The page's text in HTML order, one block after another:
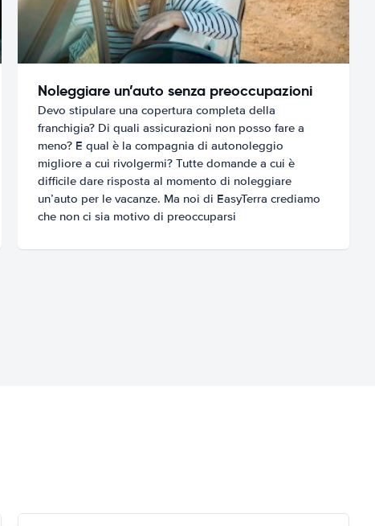
Noleggiare un’auto senza preoccupazioni
Devo stipulare una copertura completa della
franchigia? Di quali assicurazioni non posso fare a
meno? E qual è la compagnia di autonoleggio
migliore a cui rivolgermi? Tutte domande a cui è
difficile dare risposta al momento di noleggiare
un’auto per le vacanze. Ma noi di EasyTerra crediamo
che non ci sia motivo di preoccuparsi